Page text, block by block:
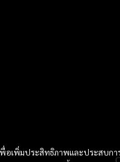
พื่อเพิ่มประสิทธิภาพและประสบก